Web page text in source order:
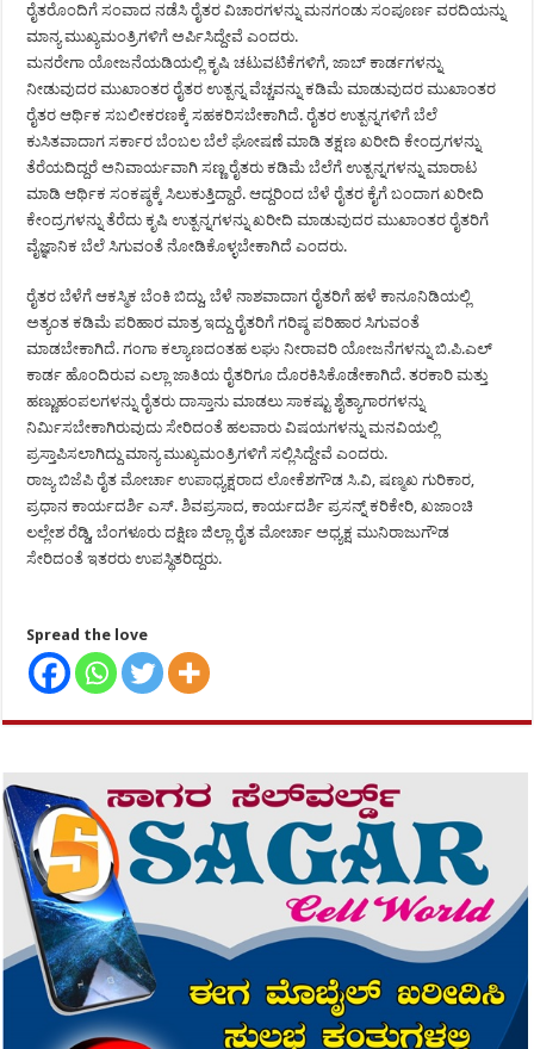
ರೈತರೊಂದಿಗೆ ಸಂವಾದ ನಡೆಸಿ ರೈತರ ವಿಚಾರಗಳನ್ನು ಮನಗಂಡು ಸಂಪೂರ್ಣ ವರದಿಯನ್ನು
ಮಾನ್ಯ ಮುಖ್ಯಮಂತ್ರಿಗಳಿಗೆ ಅರ್ಪಿಸಿದ್ದೇವೆ ಎಂದರು.
ಮನರೇಗಾ ಯೋಜನೆಯಡಿಯಲ್ಲಿ ಕೃಷಿ ಚಟುವಟಿಕೆಗಳಿಗೆ, ಜಾಬ್ ಕಾರ್ಡಗಳನ್ನು
ನೀಡುವುದರ ಮುಖಾಂತರ ರೈತರ ಉತ್ಪನ್ನ ವೆಚ್ಚವನ್ನು ಕಡಿಮೆ ಮಾಡುವುದರ ಮುಖಾಂತರ
ರೈತರ ಆರ್ಥಿಕ ಸಬಲೀಕರಣಕ್ಕೆ ಸಹಕರಿಸಬೇಕಾಗಿದೆ. ರೈತರ ಉತ್ಪನ್ನಗಳಿಗೆ ಬೆಲೆ
ಕುಸಿತವಾದಾಗ ಸರ್ಕಾರ ಬೆಂಬಲ ಬೆಲೆ ಘೋಷಣೆ ಮಾಡಿ ತಕ್ಷಣ ಖರೀದಿ ಕೇಂದ್ರಗಳನ್ನು
ತೆರೆಯದಿದ್ದರೆ ಅನಿವಾರ್ಯವಾಗಿ ಸಣ್ಣ ರೈತರು ಕಡಿಮೆ ಬೆಲೆಗೆ ಉತ್ಪನ್ನಗಳನ್ನು ಮಾರಾಟ
ಮಾಡಿ ಆರ್ಥಿಕ ಸಂಕಷ್ಠಕ್ಕೆ ಸಿಲುಕುತ್ತಿದ್ದಾರೆ. ಆದ್ದರಿಂದ ಬೆಳೆ ರೈತರ ಕೈಗೆ ಬಂದಾಗ ಖರೀದಿ
ಕೇಂದ್ರಗಳನ್ನು ತೆರೆದು ಕೃಷಿ ಉತ್ಪನ್ನಗಳನ್ನು ಖರೀದಿ ಮಾಡುವುದರ ಮುಖಾಂತರ ರೈತರಿಗೆ
ವೈಜ್ಞಾನಿಕ ಬೆಲೆ ಸಿಗುವಂತೆ ನೋಡಿಕೊಳ್ಳಬೇಕಾಗಿದೆ ಎಂದರು.
ರೈತರ ಬೆಳೆಗೆ ಆಕಸ್ಮಿಕ ಬೆಂಕಿ ಬಿದ್ದು, ಬೆಳೆ ನಾಶವಾದಾಗ ರೈತರಿಗೆ ಹಳೆ ಕಾನೂನಿಡಿಯಲ್ಲಿ
ಅತ್ಯಂತ ಕಡಿಮೆ ಪರಿಹಾರ ಮಾತ್ರ ಇದ್ದು ರೈತರಿಗೆ ಗರಿಷ್ಠ ಪರಿಹಾರ ಸಿಗುವಂತೆ
ಮಾಡಬೇಕಾಗಿದೆ. ಗಂಗಾ ಕಲ್ಯಾಣದಂತಹ ಲಘು ನೀರಾವರಿ ಯೋಜನೆಗಳನ್ನು ಬಿ.ಪಿ.ಎಲ್
ಕಾರ್ಡ ಹೊಂದಿರುವ ಎಲ್ಲಾ ಜಾತಿಯ ರೈತರಿಗೂ ದೊರಕಿಸಿಕೊಡೇಕಾಗಿದೆ. ತರಕಾರಿ ಮತ್ತು
ಹಣ್ಣುಹಂಪಲಗಳನ್ನು ರೈತರು ದಾಸ್ತಾನು ಮಾಡಲು ಸಾಕಷ್ಟು ಶೈತ್ಯಾಗಾರಗಳನ್ನು
ನಿರ್ಮಿಸಬೇಕಾಗಿರುವುದು ಸೇರಿದಂತೆ ಹಲವಾರು ವಿಷಯಗಳನ್ನು ಮನವಿಯಲ್ಲಿ
ಪ್ರಸ್ತಾಪಿಸಲಾಗಿದ್ದು ಮಾನ್ಯ ಮುಖ್ಯಮಂತ್ರಿಗಳಿಗೆ ಸಲ್ಲಿಸಿದ್ದೇವೆ ಎಂದರು.
ರಾಜ್ಯ ಬಿಜೆಪಿ ರೈತ ಮೋರ್ಚಾ ಉಪಾಧ್ಯಕ್ಷರಾದ ಲೋಕೆಶಗೌಡ ಸಿ.ವಿ, ಷಣ್ಮಖ ಗುರಿಕಾರ,
ಪ್ರಧಾನ ಕಾರ್ಯದರ್ಶಿ ಎಸ್. ಶಿವಪ್ರಸಾದ, ಕಾರ್ಯದರ್ಶಿ ಪ್ರಸನ್ನ್ ಕರಿಕೇರಿ, ಖಜಾಂಚಿ
ಲಲ್ಲೇಶ ರೆಡ್ಡಿ, ಬೆಂಗಳೂರು ದಕ್ಷಿಣ ಜಿಲ್ಲಾ ರೈತ ಮೋರ್ಚಾ ಅಧ್ಯಕ್ಷ ಮುನಿರಾಜುಗೌಡ
ಸೇರಿದಂತೆ ಇತರರು ಉಪಸ್ಥಿತರಿದ್ದರು.
Spread the love